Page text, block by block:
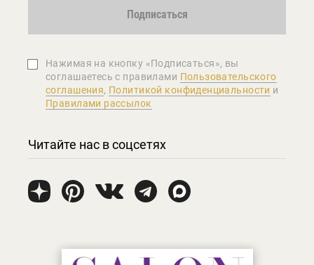
Подписаться
Нажимая на кнопку «Подписаться», вы
соглашаетеcь с правилами Пользовательского
соглашения, Политикой конфиденциальности и
Правилами рассылок
Читайте нас в соцсетях